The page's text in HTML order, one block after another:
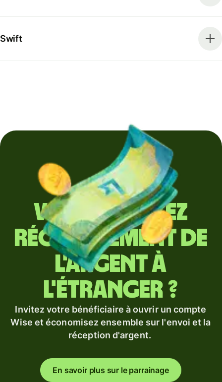
Swift
Vous envoyez
régulièrement de
l'argent à
l'étranger ?
Invitez votre bénéficiaire à ouvrir un compte
Wise et économisez ensemble sur l'envoi et la
réception d'argent.
En savoir plus sur le parrainage